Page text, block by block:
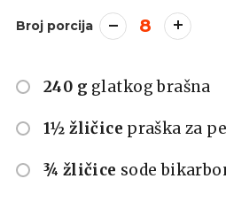
Broj porcija 8
240 g glatkog brašna
1½ žličice praška za
¾ žličice sode